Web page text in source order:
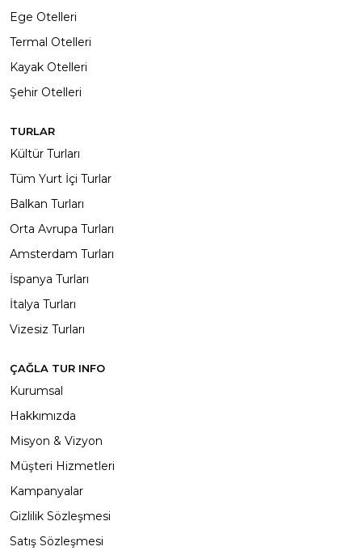
Ege Otelleri
Termal Otelleri
Kayak Otelleri
Şehir Otelleri
TURLAR
Kültür Turları
Tüm Yurt İçi Turlar
Balkan Turları
Orta Avrupa Turları
Amsterdam Turları
İspanya Turları
İtalya Turları
Vizesiz Turları
ÇAĞLA TUR INFO
Kurumsal
Hakkımızda
Misyon & Vizyon
Müşteri Hizmetleri
Kampanyalar
Gizlilik Sözleşmesi
Satış Sözleşmesi